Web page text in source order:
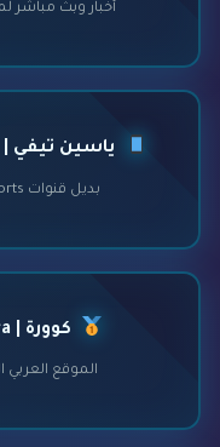
أخبار وبث مباشر
ياسين تيفي | Yacine TV - بديل beIN Sports
بديل قنوات beIN Sports المشفرة على الأندرويد
كوورة | Kooora - بث مباشر ونتائج
الموقع العربي